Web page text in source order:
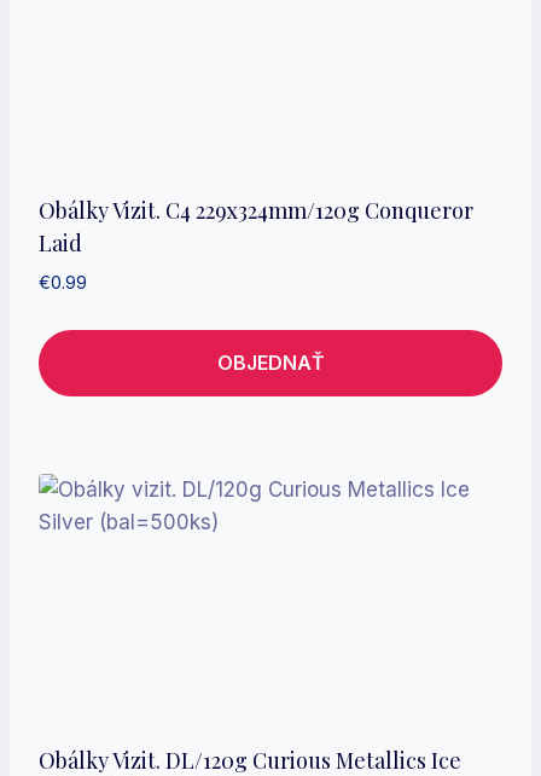
Obálky Vizit. C4 229x324mm/120g Conqueror
Laid
€0.99
OBJEDNAŤ
Obálky Vizit. DL/120g Curious Metallics Ice